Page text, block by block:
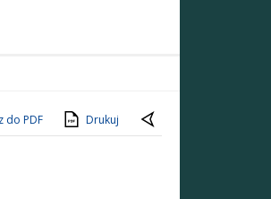
do PDF Drukuj